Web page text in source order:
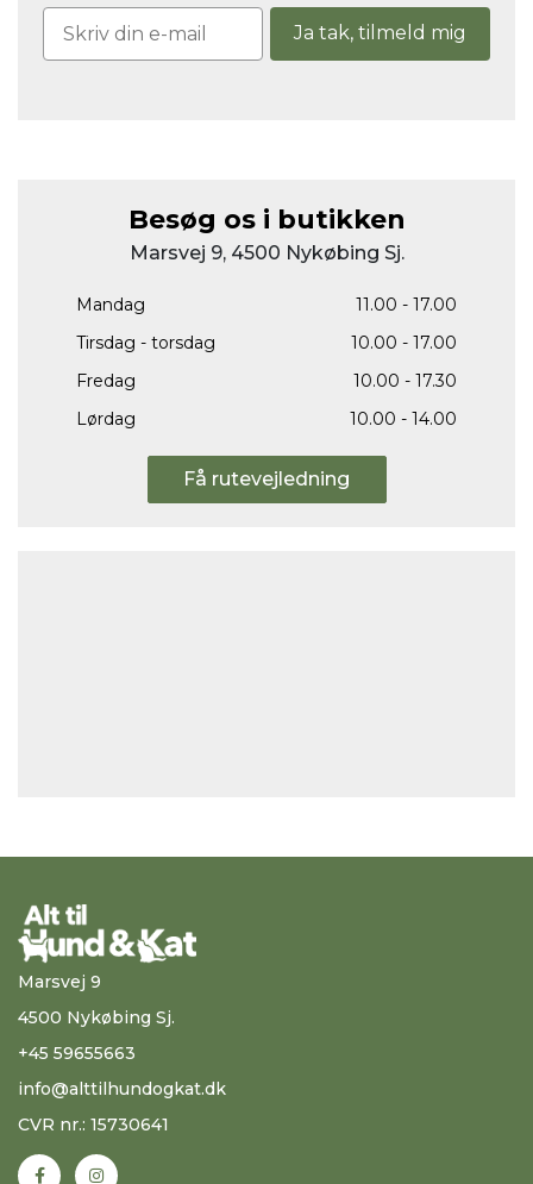
Ja tak, tilmeld mig
Besøg os i butikken
Marsvej 9, 4500 Nykøbing Sj.
Mandag
11.00 - 17.00
Tirsdag - torsdag
10.00 - 17.00
Fredag
10.00 - 17.30
Lørdag
10.00 - 14.00
Få rutevejledning
Marsvej 9
4500 Nykøbing Sj.
+45 59655663
info@alttilhundogkat.dk
CVR nr.: 15730641